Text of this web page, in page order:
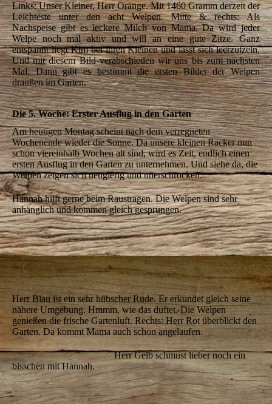
Links: Unser Kleiner, Herr Orange. Mit 1460 Gramm derzeit der
Leichteste unter den acht Welpen. Mitte & rechts: Als
Nachspeise gibt es leckere Milch von Mama. Da wird jeder
Welpe noch mal aktiv und will an eine gute Zitze. Ganz
entspannt liegt Kim bei ihren Kleinen und lässt sich leerzutzeln.
Und mit diesem Bild verabschieden wir uns bis zum nächsten
Mal. Dann gibt es bestimmt die ersten Bilder der Welpen
draußen im Garten.
Die 5. Woche: Erster Ausflug in den Garten
Am heutigen Montag scheint nach dem verregneten
Wochenende wieder die Sonne. Da unsere kleinen Racker nun
schon viereinhalb Wochen alt sind, wird es Zeit, endlich einen
ersten Ausflug in den Garten zu unternehmen. Und siehe da, die
Welpen zeigen sich neugierig und unerschrocken.
Hannah hilft gerne beim Raustragen. Die Welpen sind sehr
anhänglich und kommen gleich gesprungen.
IMG_5730
IMG_5741
IMG_5742
Herr Blau ist ein sehr hübscher Rüde. Er erkundet gleich seine
nähere Umgebung. Hmmm, wie das duftet. Die Welpen
genießen die frische Gartenluft. Rechts: Herr Rot überblickt den
Garten. Da kommt Mama auch schon angelaufen.
Herr Gelb schmust lieber noch ein
bisschen mit Hannah.
IMG_5735